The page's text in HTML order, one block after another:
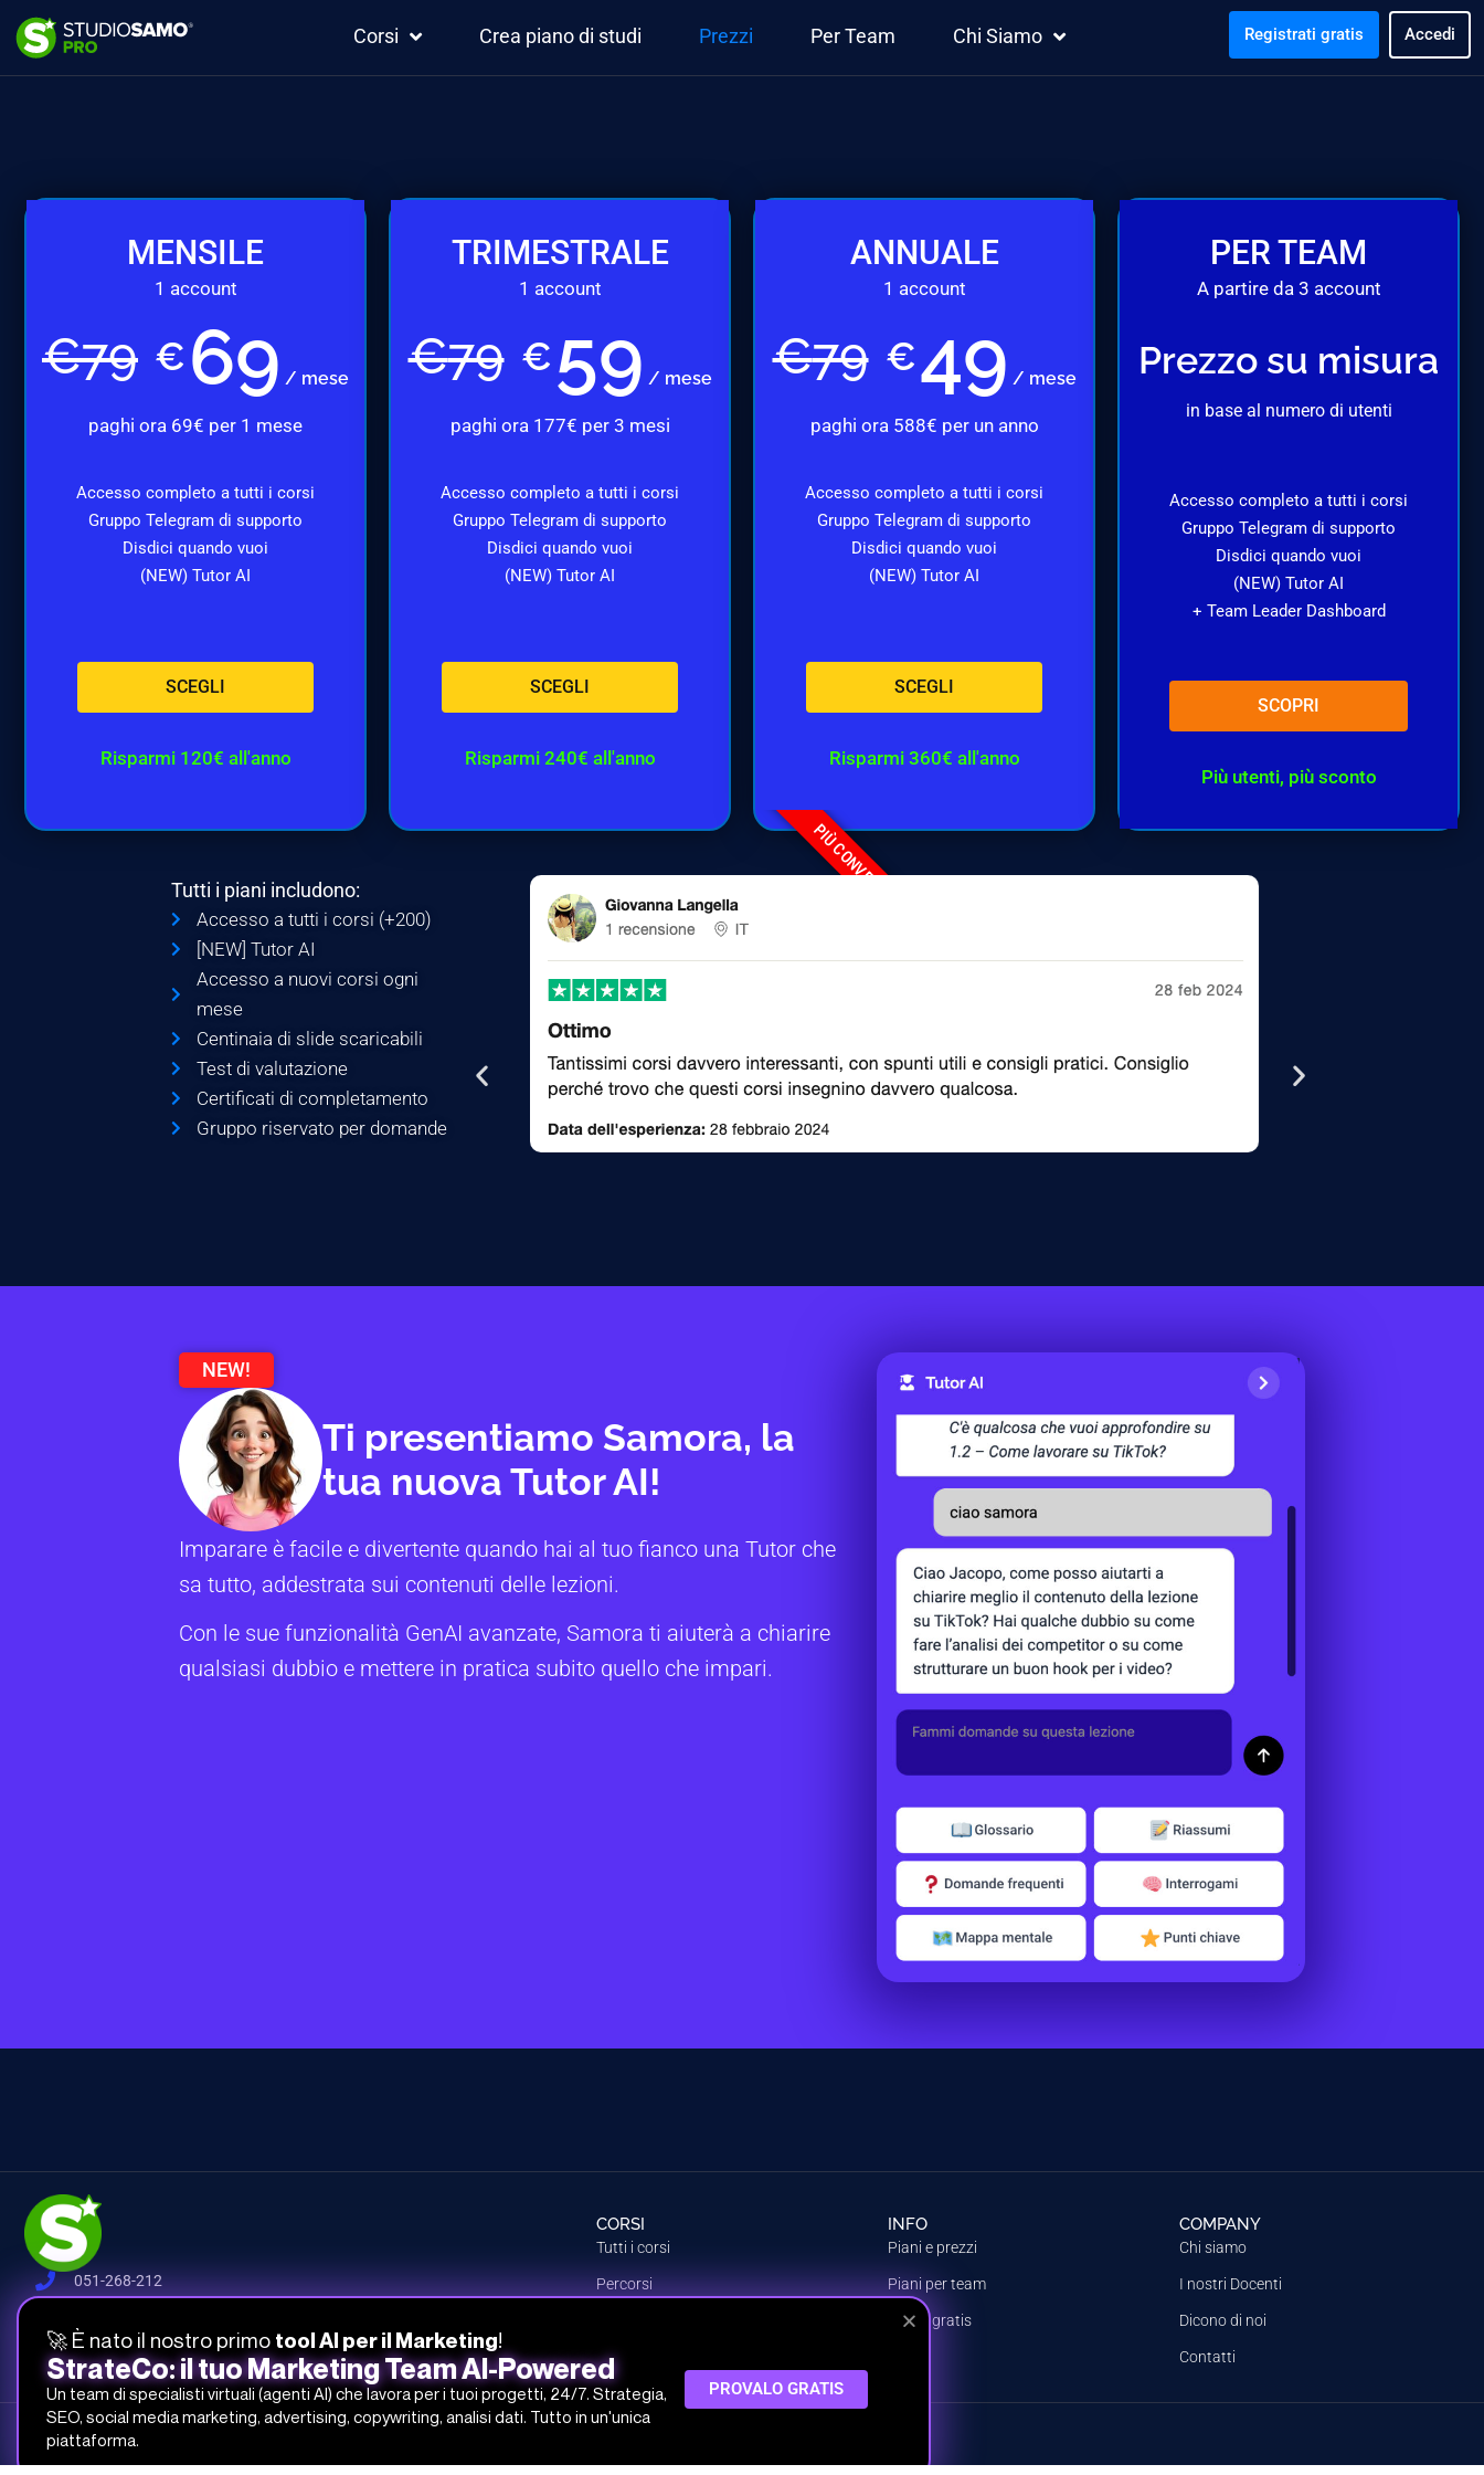
Corsi Crea piano di studi Prezzi Per Team Chi Siamo Registrati gratis Accedi
MENSILE
1 account
€79 €69 / mese
paghi ora 69€ per 1 mese
Accesso completo a tutti i corsi
Gruppo Telegram di supporto
Disdici quando vuoi
(NEW) Tutor AI
SCEGLI
Risparmi 120€ all'anno
TRIMESTRALE
1 account
€79 €59 / mese
paghi ora 177€ per 3 mesi
Accesso completo a tutti i corsi
Gruppo Telegram di supporto
Disdici quando vuoi
(NEW) Tutor AI
SCEGLI
Risparmi 240€ all'anno
ANNUALE
1 account
€79 €49 / mese
paghi ora 588€ per un anno
Accesso completo a tutti i corsi
Gruppo Telegram di supporto
Disdici quando vuoi
(NEW) Tutor AI
SCEGLI
Risparmi 360€ all'anno
PIÙ CONVENIENTE
PER TEAM
A partire da 3 account
Prezzo su misura
in base al numero di utenti
Accesso completo a tutti i corsi
Gruppo Telegram di supporto
Disdici quando vuoi
(NEW) Tutor AI
+ Team Leader Dashboard
SCOPRI
Più utenti, più sconto
Tutti i piani includono:
Accesso a tutti i corsi (+200)
[NEW] Tutor AI
Accesso a nuovi corsi ogni
mese
Centinaia di slide scaricabili
Test di valutazione
Certificati di completamento
Gruppo riservato per domande
NEW!
Ti presentiamo Samora, la
tua nuova Tutor AI!
Imparare è facile e divertente quando hai al tuo fianco una Tutor che
sa tutto, addestrata sui contenuti delle lezioni.
Con le sue funzionalità GenAI avanzate, Samora ti aiuterà a chiarire
qualsiasi dubbio e mettere in pratica subito quello che impari.
051-268-212
Via del Fonditore 12, 40138 Bologna
CORSI
Tutti i corsi
Percorsi
Crea il tuo piano
INFO
Piani e prezzi
Piani per team
Prova gratis
COMPANY
Chi siamo
I nostri Docenti
Dicono di noi
Contatti
Studio Samo Pro® è un marchio registrato di CENTRO STUDI SAMO SRL
REA-CCIAA BO 504674 – P.IVA e C.F.: 03259561201 – Capitale Sociale 30.000,00 € i.v.
🚀 È nato il nostro primo tool AI per il Marketing!
StrateCo: il tuo Marketing Team AI-Powered
Un team di specialisti virtuali (agenti AI) che lavora per i tuoi progetti, 24/7. Strategia,
SEO, social media marketing, advertising, copywriting, analisi dati. Tutto in un'unica
piattaforma.
PROVALO GRATIS